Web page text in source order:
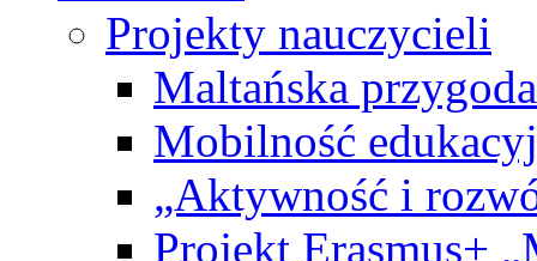
Projekty nauczycieli
Maltańska
Mobilność
„Aktywność i
Projekt Erasmus+